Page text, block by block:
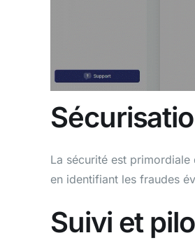
La sécurité est
en identifiant les fraudes
Suivi et